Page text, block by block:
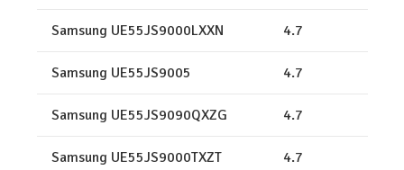
Samsung UE55JS9000LXXN 4.7
Samsung UE55JS9005 4.7
Samsung UE55JS9090QXZG 4.7
Samsung UE55JS9000TXZT 4.7